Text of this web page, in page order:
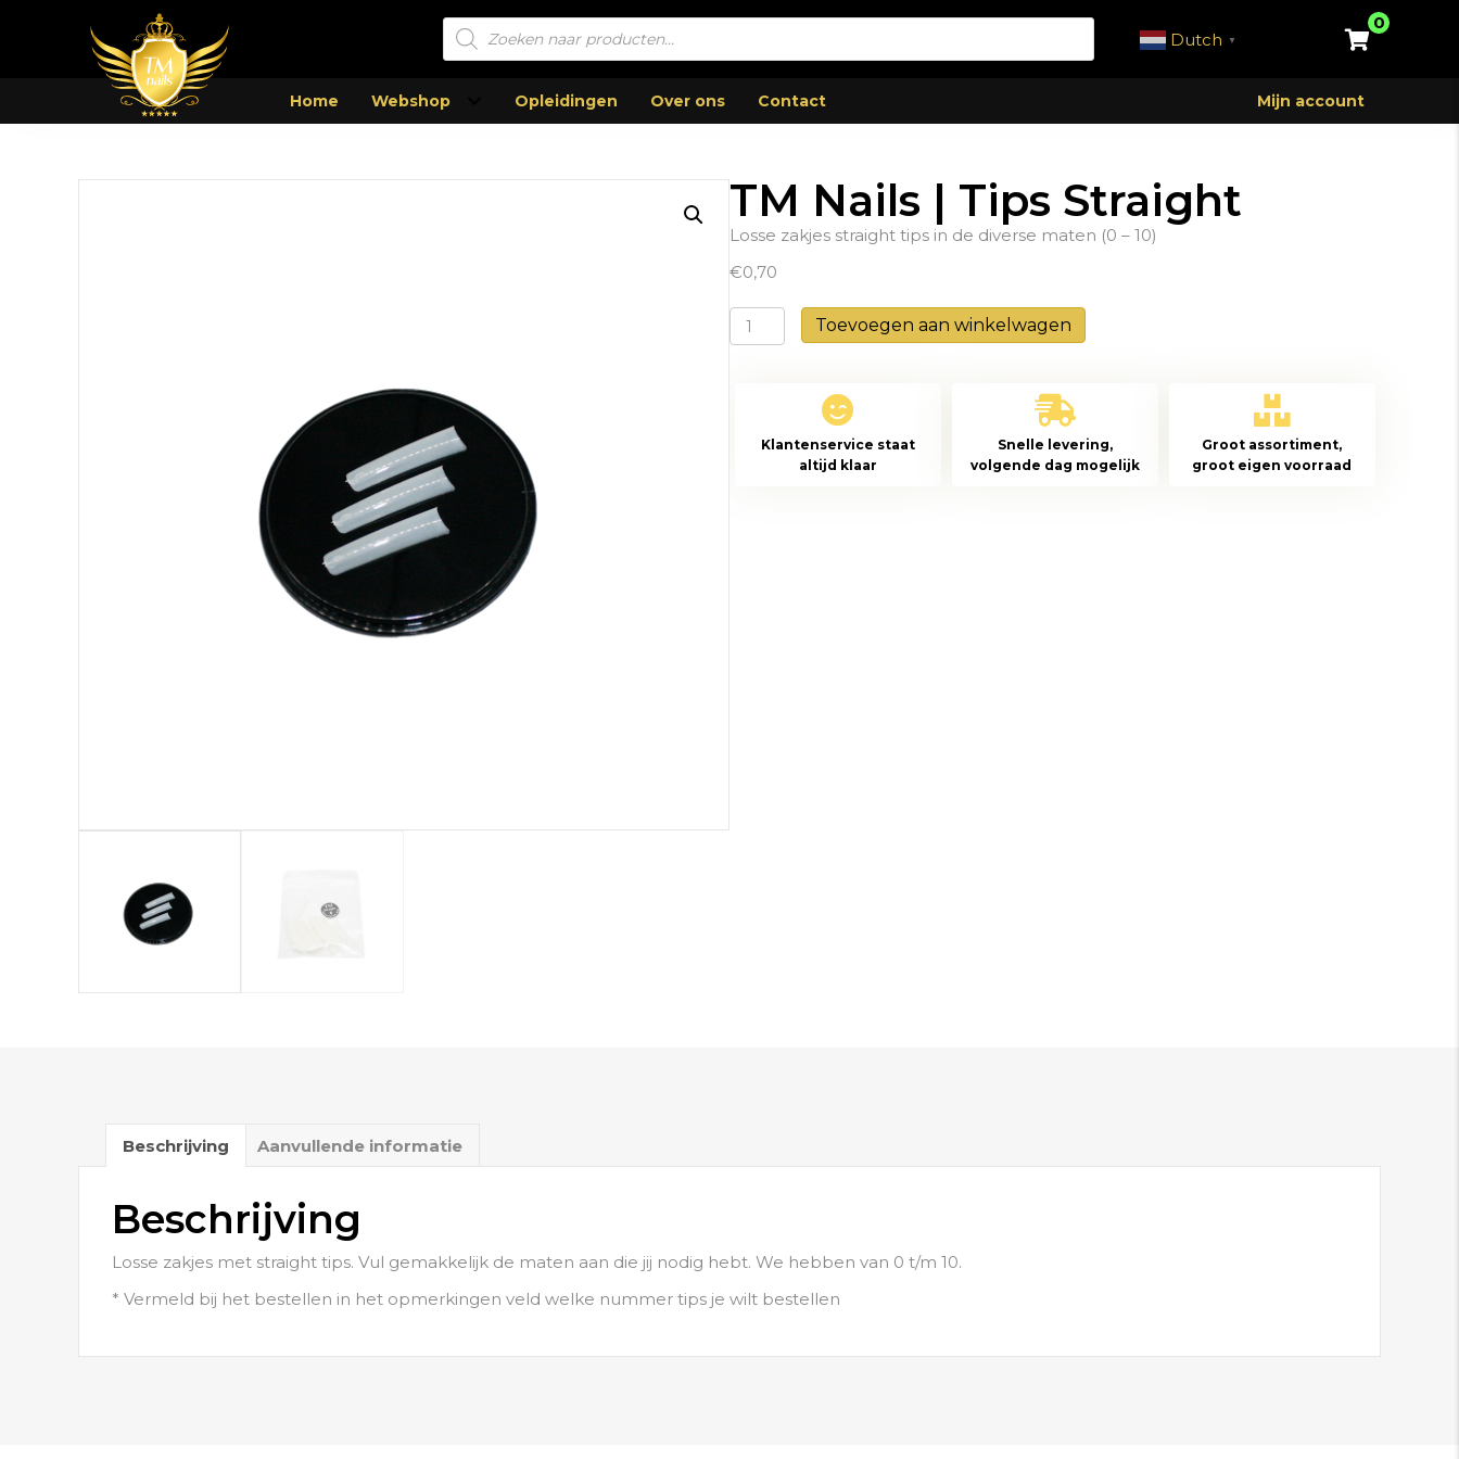
Producten
zoeken Dutch ▼
0
Home Webshop Opleidingen Over ons Contact Mijn account
TM Nails | Tips Straight
Losse zakjes straight tips in de diverse maten (0 – 10)
€0,70
TM
Nails
aantal
Toevoegen aan winkelwagen
Klantenservice staat
altijd klaar
Snelle levering,
volgende dag mogelijk
Groot assortiment,
groot eigen voorraad
Beschrijving Aanvullende informatie
Beschrijving
Losse zakjes met straight tips. Vul gemakkelijk de maten aan die jij nodig hebt. We hebben van 0 t/m 10.
* Vermeld bij het bestellen in het opmerkingen veld welke nummer tips je wilt bestellen